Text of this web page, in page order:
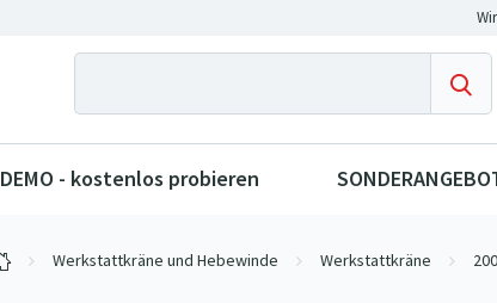
DEMO - kostenlos probieren
Werkstattkräne und Hebewinde Werkstattkräne